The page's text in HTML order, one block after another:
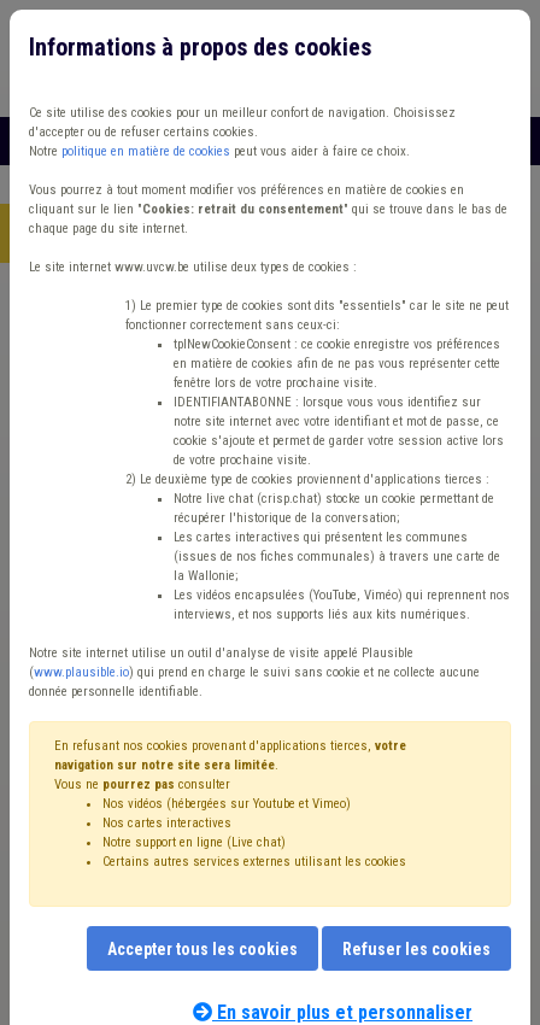
Accueil >JobCom>Acheteur Marchés Publics (h/f/x)
Acheteur Marchés
Publics (h/f/x)
CHR de la Citadelle
Télécharger l'offre d'emploi
Informations à propos des cookies
Ce site utilise des cookies pour un meilleur confort de navigation. Choisissez
d'accepter ou de refuser certains cookies.
Notre politique en matière de cookies peut vous aider à faire ce choix.
Vous pourrez à tout moment modifier vos préférences en matière de cookies en
cliquant sur le lien "Cookies: retrait du consentement" qui se trouve dans le bas de
chaque page du site internet.
Le site internet www.uvcw.be utilise deux types de cookies :
1) Le premier type de cookies sont dits "essentiels" car le site ne peut
fonctionner correctement sans ceux-ci:
tplNewCookieConsent : ce cookie enregistre vos préférences
en matière de cookies afin de ne pas vous représenter cette
fenêtre lors de votre prochaine visite.
IDENTIFIANTABONNE : lorsque vous vous identifiez sur
notre site internet avec votre identifiant et mot de passe, ce
cookie s'ajoute et permet de garder votre session active lors
de votre prochaine visite.
2) Le deuxième type de cookies proviennent d'applications tierces :
Notre live chat (crisp.chat) stocke un cookie permettant de
récupérer l'historique de la conversation;
Les cartes interactives qui présentent les communes
(issues de nos fiches communales) à travers une carte de
la Wallonie;
Les vidéos encapsulées (YouTube, Viméo) qui reprennent nos
interviews, et nos supports liés aux kits numériques.
Notre site internet utilise un outil d'analyse de visite appelé Plausible
(www.plausible.io) qui prend en charge le suivi sans cookie et ne collecte aucune
donnée personnelle identifiable.
En refusant nos cookies provenant d'applications tierces, votre
navigation sur notre site sera limitée.
Vous ne pourrez pas consulter
Nos vidéos (hébergées sur Youtube et Vimeo)
Nos cartes interactives
Notre support en ligne (Live chat)
Certains autres services externes utilisant les cookies
Accepter tous les cookies Refuser les cookies
En savoir plus et personnaliser